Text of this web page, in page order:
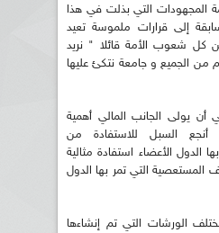
المجهودات التي بذلت في هذا
إلى قرارات ملموسة تعيد
كل شعوب الأمة قائلا " نريد
من الجميع و جامعة نتكئ عليها
يولى الجانب المالي أهمية
السبل للاستفادة من
الدول الأعضاء استفادة مثالية
التي تمر بها الدول
الورشات التي تم إنشاءها